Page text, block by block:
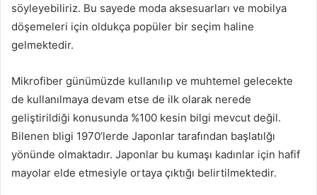
söyleyebiliriz. Bu sayede moda aksesuarları ve mobilya
döşemeleri için oldukça popüler bir seçim haline
gelmektedir.
Mikrofiber günümüzde kullanılıp ve muhtemel gelecekte
de kullanılmaya devam etse de ilk olarak nerede
geliştirildiği konusunda %100 kesin bilgi mevcut değil.
Bilenen bligi 1970’lerde Japonlar tarafından başlatılğı
yönünde olmaktadır. Japonlar bu kumaşı kadınlar için hafif
mayolar elde etmesiyle ortaya çıktığı belirtilmektedir.